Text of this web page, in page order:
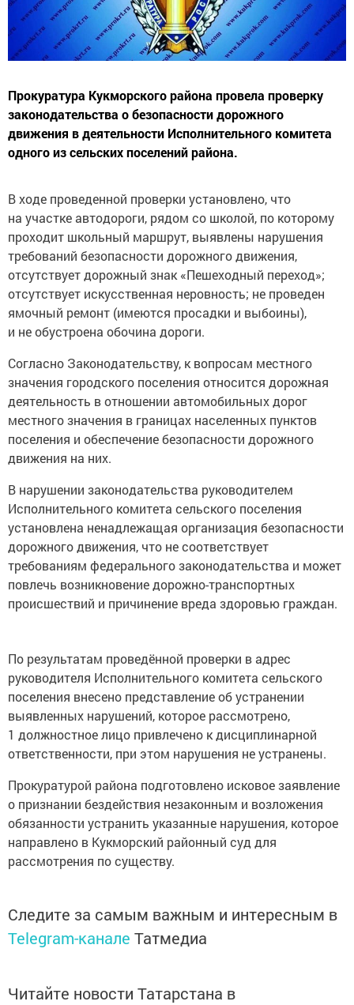
Прокуратура Кукморского района провела проверку
законодательства о безопасности дорожного
движения в деятельности Исполнительного комитета
одного из сельских поселений района.
В ходе проведенной проверки установлено, что
на участке автодороги, рядом со школой, по которому
проходит школьный маршрут, выявлены нарушения
требований безопасности дорожного движения,
отсутствует дорожный знак «Пешеходный переход»;
отсутствует искусственная неровность; не проведен
ямочный ремонт (имеются просадки и выбоины),
и не обустроена обочина дороги.
Согласно Законодательству, к вопросам местного
значения городского поселения относится дорожная
деятельность в отношении автомобильных дорог
местного значения в границах населенных пунктов
поселения и обеспечение безопасности дорожного
движения на них.
В нарушении законодательства руководителем
Исполнительного комитета сельского поселения
установлена ненадлежащая организация безопасности
дорожного движения, что не соответствует
требованиям федерального законодательства и может
повлечь возникновение дорожно-транспортных
происшествий и причинение вреда здоровью граждан.
По результатам проведённой проверки в адрес
руководителя Исполнительного комитета сельского
поселения внесено представление об устранении
выявленных нарушений, которое рассмотрено,
1 должностное лицо привлечено к дисциплинарной
ответственности, при этом нарушения не устранены.
Прокуратурой района подготовлено исковое заявление
о признании бездействия незаконным и возложения
обязанности устранить указанные нарушения, которое
направлено в Кукморский районный суд для
рассмотрения по существу.
Следите за самым важным и интересным в
Telegram-канале Татмедиа
Читайте новости Татарстана в